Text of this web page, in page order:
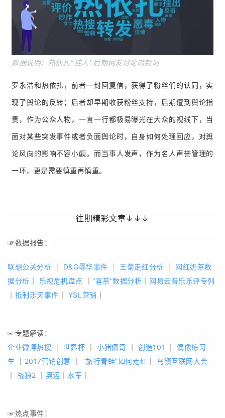
数据说明：热依扎“挂人”后期网友讨论高频词
罗永浩和热依扎，前者一封回复信，获得了粉丝们的认同，实
现了舆论的反转； 后者却早期收获粉丝支持，后期遭到舆论指
责，作为公众人物，一言一行都极易曝光在大众的视线下，当
面对某些突发事件或者负面舆论时，自身如何处理回应，对舆
论风向的影响不容小觑。 而当事人发声，作为名人声誉管理的
一环，更是需要慎重再慎重。
往期精彩文章↓↓↓
☞数据报告：
联想公关分析 D&G辱华事件 王菊走红分析
网红奶茶数
据分析
乐视危机盘点 ｜“喜茶”数据分析
网易云音乐乐评专列
抵制乐天事件 YSL营销
☞专题解读：
企业微博热搜 世界杯 小猪佩奇 ｜创造101 ｜偶像练习
生
2017营销创意 “旅行青蛙”如何走红
乌镇互联网大会
战狼2 奥运 水军
☞热点事件：